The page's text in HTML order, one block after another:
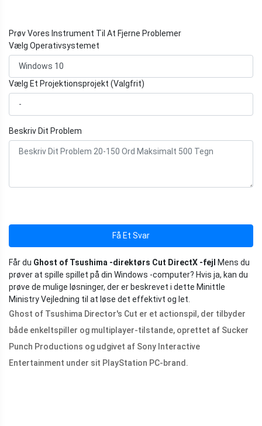
Prøv Vores Instrument Til At Fjerne Problemer
Vælg Operativsystemet
Vælg Et Projektionsprojekt (Valgfrit)
Beskriv Dit Problem
Få Et Svar
Får du Ghost of Tsushima -direktørs Cut DirectX -fejl
Mens du
prøver at spille spillet på din Windows -computer? Hvis ja, kan du
prøve de mulige løsninger, der er beskrevet i dette Minittle
Ministry Vejledning til at løse det effektivt og let.
Ghost of Tsushima Director's Cut er et actionspil, der tilbyder
både enkeltspiller og multiplayer-tilstande, oprettet af Sucker
Punch Productions og udgivet af Sony Interactive
Entertainment under sit PlayStation PC-brand.